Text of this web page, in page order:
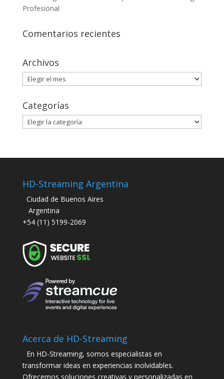
Profesional
Comentarios recientes
Archivos
Archivos
Categorías
Categorías
HD-Streaming Argentina
Ciudad de Buenos Aires
Argentina
+54 (11) 5199-2069
Acerca de HD-Streaming
En HD-Streaming, somos especialistas en
transformar ideas en experiencias inolvidables.
Ofrecemos soluciones creativas y personalizadas en